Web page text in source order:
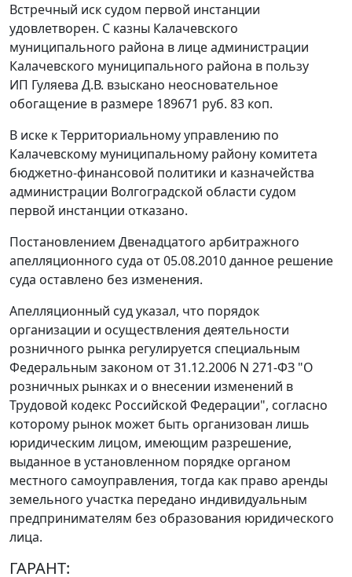
Встречный иск судом первой инстанции
удовлетворен. С казны Калачевского
муниципального района в лице администрации
Калачевского муниципального района в пользу
ИП Гуляева Д.В. взыскано неосновательное
обогащение в размере 189671 руб. 83 коп.
В иске к Территориальному управлению по
Калачевскому муниципальному району комитета
бюджетно-финансовой политики и казначейства
администрации Волгоградской области судом
первой инстанции отказано.
Постановлением Двенадцатого арбитражного
апелляционного суда от 05.08.2010 данное решение
суда оставлено без изменения.
Апелляционный суд указал, что порядок
организации и осуществления деятельности
розничного рынка регулируется специальным
Федеральным законом от 31.12.2006 N 271-ФЗ "О
розничных рынках и о внесении изменений в
Трудовой кодекс Российской Федерации", согласно
которому рынок может быть организован лишь
юридическим лицом, имеющим разрешение,
выданное в установленном порядке органом
местного самоуправления, тогда как право аренды
земельного участка передано индивидуальным
предпринимателям без образования юридического
лица.
ГАРАНТ: